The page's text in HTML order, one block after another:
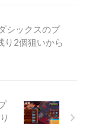
シックスのプ
2個狙いから